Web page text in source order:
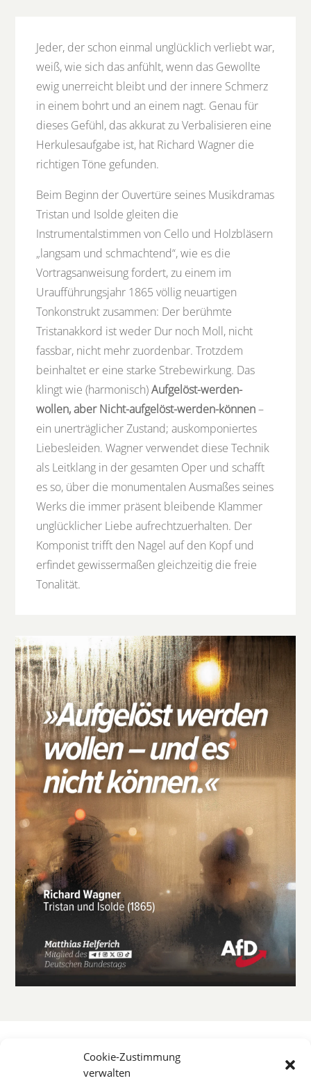
Cookie-Zustimmung
verwalten
Jeder, der schon einmal unglücklich verliebt war,
weiß, wie sich das anfühlt, wenn das Gewollte
ewig unerreicht bleibt und der innere Schmerz
in einem bohrt und an einem nagt. Genau für
dieses Gefühl, das akkurat zu Verbalisieren eine
Herkulesaufgabe ist, hat Richard Wagner die
richtigen Töne gefunden.
Beim Beginn der Ouvertüre seines Musikdramas
Tristan und Isolde gleiten die
Instrumentalstimmen von Cello und Holzbläsern
„langsam und schmachtend“, wie es die
Vortragsanweisung fordert, zu einem im
Uraufführungsjahr 1865 völlig neuartigen
Tonkonstrukt zusammen: Der berühmte
Tristanakkord ist weder Dur noch Moll, nicht
fassbar, nicht mehr zuordenbar. Trotzdem
beinhaltet er eine starke Strebewirkung. Das
klingt wie (harmonisch)Aufgelöst-werden-
wollen, aber Nicht-aufgelöst-werden-können–
ein unerträglicher Zustand; auskomponiertes
Liebesleiden. Wagner verwendet diese Technik
als Leitklang in der gesamten Oper und schafft
es so, über die monumentalen Ausmaßes seines
Werks die immer präsent bleibende Klammer
unglücklicher Liebe aufrechtzuerhalten. Der
Komponist trifft den Nagel auf den Kopf und
erfindet gewissermaßen gleichzeitig die freie
Tonalität.